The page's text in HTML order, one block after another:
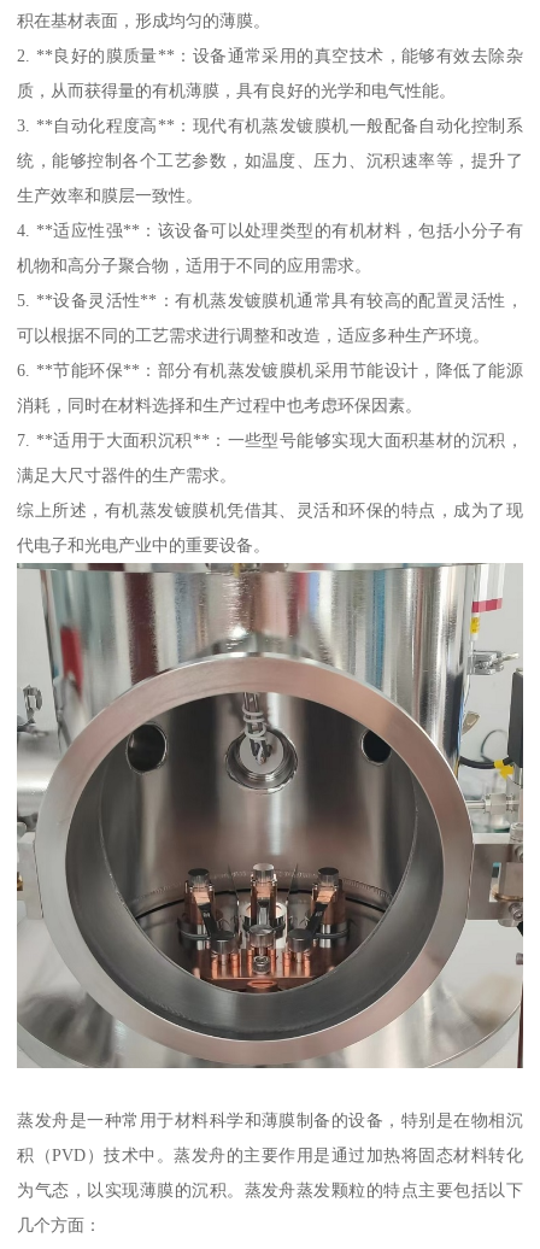
积在基材表面，形成均匀的薄膜。
2. **良好的膜质量**：设备通常采用的真空技术，能够有效去除杂
质，从而获得量的有机薄膜，具有良好的光学和电气性能。
3. **自动化程度高**：现代有机蒸发镀膜机一般配备自动化控制系
统，能够控制各个工艺参数，如温度、压力、沉积速率等，提升了
生产效率和膜层一致性。
4. **适应性强**：该设备可以处理类型的有机材料，包括小分子有
机物和高分子聚合物，适用于不同的应用需求。
5. **设备灵活性**：有机蒸发镀膜机通常具有较高的配置灵活性，
可以根据不同的工艺需求进行调整和改造，适应多种生产环境。
6. **节能环保**：部分有机蒸发镀膜机采用节能设计，降低了能源
消耗，同时在材料选择和生产过程中也考虑环保因素。
7. **适用于大面积沉积**：一些型号能够实现大面积基材的沉积，
满足大尺寸器件的生产需求。
综上所述，有机蒸发镀膜机凭借其、灵活和环保的特点，成为了现
代电子和光电产业中的重要设备。
蒸发舟是一种常用于材料科学和薄膜制备的设备，特别是在物相沉
积（PVD）技术中。蒸发舟的主要作用是通过加热将固态材料转化
为气态，以实现薄膜的沉积。蒸发舟蒸发颗粒的特点主要包括以下
几个方面：